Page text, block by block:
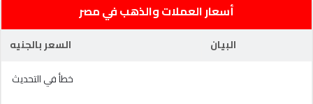
أسعار العملات والذهب في مصر
البيان
السعر بالجنيه
خطأ في التحديث